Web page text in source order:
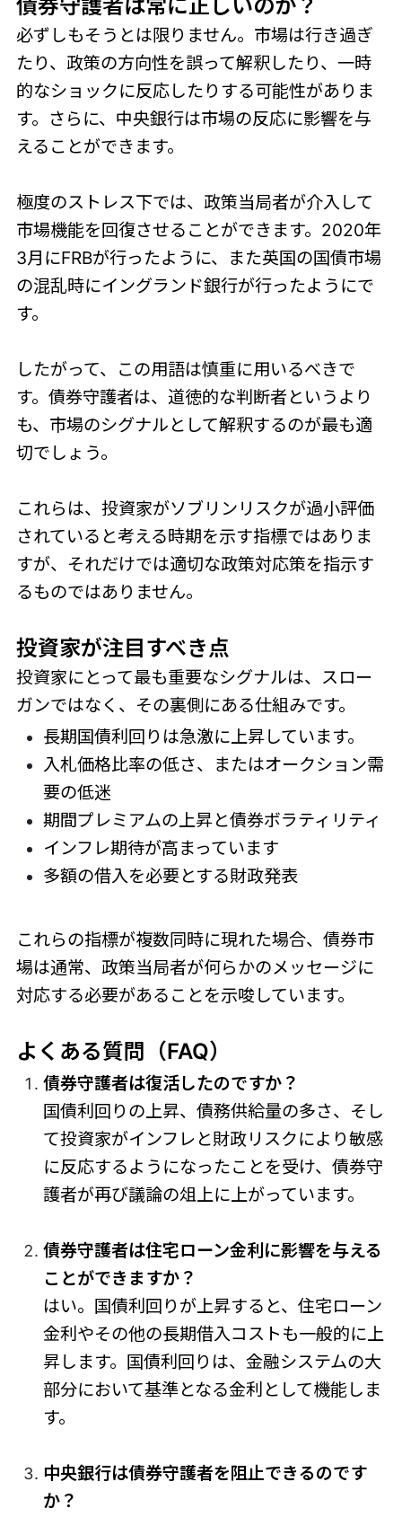
債券守護者は常に正しいのか？
必ずしもそうとは限りません。市場は行き過ぎ
たり、政策の方向性を誤って解釈したり、一時
的なショックに反応したりする可能性がありま
す。さらに、中央銀行は市場の反応に影響を与
えることができます。
極度のストレス下では、政策当局者が介入して
市場機能を回復させることができます。2020年
3月にFRBが行ったように、また英国の国債市場
の混乱時にイングランド銀行が行ったようにで
す。
したがって、この用語は慎重に用いるべきで
す。債券守護者は、道徳的な判断者というより
も、市場のシグナルとして解釈するのが最も適
切でしょう。
これらは、投資家がソブリンリスクが過小評価
されていると考える時期を示す指標ではありま
すが、それだけでは適切な政策対応策を指示す
るものではありません。
投資家が注目すべき点
投資家にとって最も重要なシグナルは、スロー
ガンではなく、その裏側にある仕組みです。
長期国債利回りは急激に上昇しています。
入札価格比率の低さ、またはオークション需
要の低迷
期間プレミアムの上昇と債券ボラティリティ
インフレ期待が高まっています
多額の借入を必要とする財政発表
これらの指標が複数同時に現れた場合、債券市
場は通常、政策当局者が何らかのメッセージに
対応する必要があることを示唆しています。
よくある質問（FAQ）
債券守護者は復活したのですか？
国債利回りの上昇、債務供給量の多さ、そし
て投資家がインフレと財政リスクにより敏感
に反応するようになったことを受け、債券守
護者が再び議論の俎上に上がっています。
債券守護者は住宅ローン金利に影響を与える
ことができますか？
はい。国債利回りが上昇すると、住宅ローン
金利やその他の長期借入コストも一般的に上
昇します。国債利回りは、金融システムの大
部分において基準となる金利として機能しま
す。
中央銀行は債券守護者を阻止できるのです
か？